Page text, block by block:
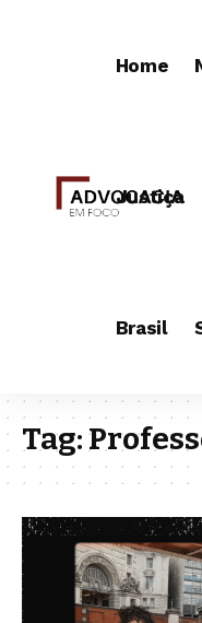
Home
Justiça
Brasil
Tag: